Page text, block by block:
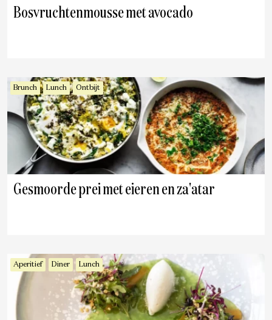
Bosvruchtenmousse met avocado
Brunch Lunch Ontbijt
Gesmoorde prei met eieren en za'atar
Aperitief Diner Lunch